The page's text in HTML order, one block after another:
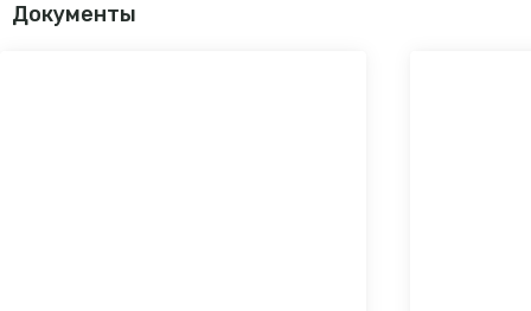
Документы